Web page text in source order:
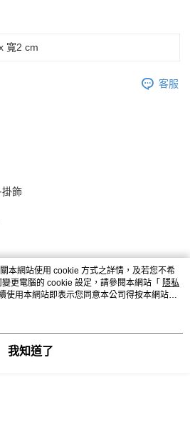
用他人資訊註冊。若發現惡意使用之情形，
止該用戶之使用額度並採取法律行動。
寬2 cm
客服
掛飾
本網站使用 cookie 方式之詳情，及若您不希
更電腦的 cookie 設定，請參閱本網站「 隱私
使用本網站即表示您同意本公司得按本網站使
。
我知道了